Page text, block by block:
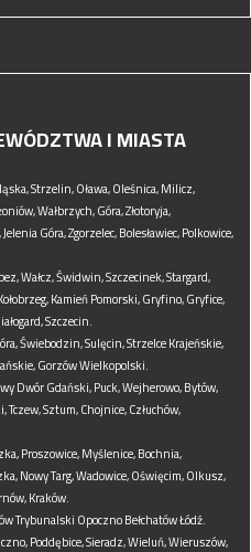
I MIASTA
Strzelin,Oława,Oleśnica,Milicz,
Wałbrzych,Góra,Złotoryja,
Jelenia Góra,Zgorzelec,Bolesławiec,Polkowice,
Wałcz,Świdwin,Szczecinek,Stargard,
Kamień Pomorski,Gryfino,Gryfice,
Szczecin.
Świebodzin,Sulęcin,Strzelce Krajeńskie,
Gorzów Wielkopolski.
Dwór Gdański,Puck,Wejherowo,Bytów,
Tczew,Sztum,Chojnice,Człuchów,
Proszowice,Myślenice,Bochnia,
Nowy Targ,Wadowice,Oświęcim,Olkusz,
Kraków.
Trybunalski OpocznoBełchatówŁódź.
Poddębice,Sieradz,Wieluń,Wieruszów,